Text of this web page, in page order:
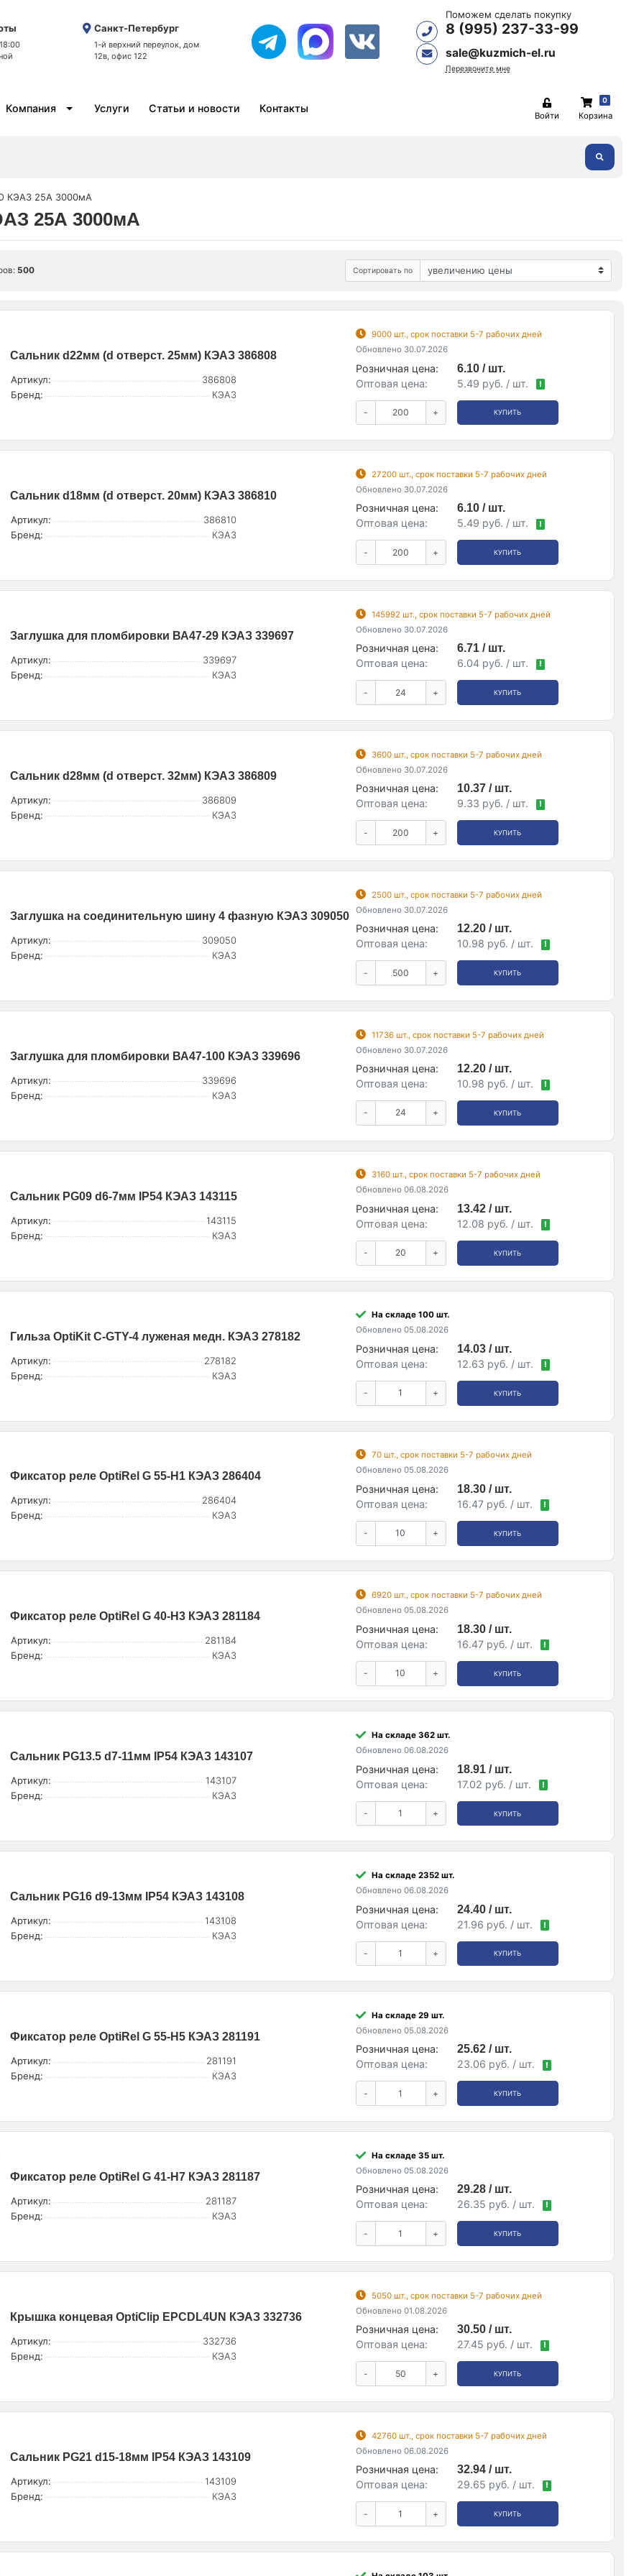
Санкт-Петербург
1-й верхний переулок, дом
12в, офис 122
Поможем сделать покупку
8 (995) 237-33-99
sale@kuzmich-el.ru
Перезвоните мне
Компания Услуги Статьи и новости Контакты
Войти
0
Корзина
КЭАЗ 25А 3000мА
25А 3000мА
500 Сортировать по
Сальник d22мм (d отверст. 25мм) КЭАЗ 386808
Артикул:
386808
Бренд:
КЭАЗ
9000 шт., срок поставки 5-7 рабочих дней
Обновлено 30.07.2026
Розничная цена:
6.10 / шт.
Оптовая цена:
5.49 руб. / шт. !
- + КУПИТЬ
Сальник d18мм (d отверст. 20мм) КЭАЗ 386810
Артикул:
386810
Бренд:
КЭАЗ
27200 шт., срок поставки 5-7 рабочих дней
Обновлено 30.07.2026
Розничная цена:
6.10 / шт.
Оптовая цена:
5.49 руб. / шт. !
- + КУПИТЬ
Заглушка для пломбировки ВА47-29 КЭАЗ 339697
Артикул:
339697
Бренд:
КЭАЗ
145992 шт., срок поставки 5-7 рабочих дней
Обновлено 30.07.2026
Розничная цена:
6.71 / шт.
Оптовая цена:
6.04 руб. / шт. !
- + КУПИТЬ
Сальник d28мм (d отверст. 32мм) КЭАЗ 386809
Артикул:
386809
Бренд:
КЭАЗ
3600 шт., срок поставки 5-7 рабочих дней
Обновлено 30.07.2026
Розничная цена:
10.37 / шт.
Оптовая цена:
9.33 руб. / шт. !
- + КУПИТЬ
Заглушка на соединительную шину 4 фазную КЭАЗ 309050
Артикул:
309050
Бренд:
КЭАЗ
2500 шт., срок поставки 5-7 рабочих дней
Обновлено 30.07.2026
Розничная цена:
12.20 / шт.
Оптовая цена:
10.98 руб. / шт. !
- + КУПИТЬ
Заглушка для пломбировки ВА47-100 КЭАЗ 339696
Артикул:
339696
Бренд:
КЭАЗ
11736 шт., срок поставки 5-7 рабочих дней
Обновлено 30.07.2026
Розничная цена:
12.20 / шт.
Оптовая цена:
10.98 руб. / шт. !
- + КУПИТЬ
Сальник PG09 d6-7мм IP54 КЭАЗ 143115
Артикул:
143115
Бренд:
КЭАЗ
3160 шт., срок поставки 5-7 рабочих дней
Обновлено 06.08.2026
Розничная цена:
13.42 / шт.
Оптовая цена:
12.08 руб. / шт. !
- + КУПИТЬ
Гильза OptiKit C-GTY-4 луженая медн. КЭАЗ 278182
Артикул:
278182
Бренд:
КЭАЗ
На складе 100 шт.
Обновлено 05.08.2026
Розничная цена:
14.03 / шт.
Оптовая цена:
12.63 руб. / шт. !
- + КУПИТЬ
Фиксатор реле OptiRel G 55-H1 КЭАЗ 286404
Артикул:
286404
Бренд:
КЭАЗ
70 шт., срок поставки 5-7 рабочих дней
Обновлено 05.08.2026
Розничная цена:
18.30 / шт.
Оптовая цена:
16.47 руб. / шт. !
- + КУПИТЬ
Фиксатор реле OptiRel G 40-H3 КЭАЗ 281184
Артикул:
281184
Бренд:
КЭАЗ
6920 шт., срок поставки 5-7 рабочих дней
Обновлено 05.08.2026
Розничная цена:
18.30 / шт.
Оптовая цена:
16.47 руб. / шт. !
- + КУПИТЬ
Сальник PG13.5 d7-11мм IP54 КЭАЗ 143107
Артикул:
143107
Бренд:
КЭАЗ
На складе 362 шт.
Обновлено 06.08.2026
Розничная цена:
18.91 / шт.
Оптовая цена:
17.02 руб. / шт. !
- + КУПИТЬ
Сальник PG16 d9-13мм IP54 КЭАЗ 143108
Артикул:
143108
Бренд:
КЭАЗ
На складе 2352 шт.
Обновлено 06.08.2026
Розничная цена:
24.40 / шт.
Оптовая цена:
21.96 руб. / шт. !
- + КУПИТЬ
Фиксатор реле OptiRel G 55-H5 КЭАЗ 281191
Артикул:
281191
Бренд:
КЭАЗ
На складе 29 шт.
Обновлено 05.08.2026
Розничная цена:
25.62 / шт.
Оптовая цена:
23.06 руб. / шт. !
- + КУПИТЬ
Фиксатор реле OptiRel G 41-H7 КЭАЗ 281187
Артикул:
281187
Бренд:
КЭАЗ
На складе 35 шт.
Обновлено 05.08.2026
Розничная цена:
29.28 / шт.
Оптовая цена:
26.35 руб. / шт. !
- + КУПИТЬ
Крышка концевая OptiClip EPCDL4UN КЭАЗ 332736
Артикул:
332736
Бренд:
КЭАЗ
5050 шт., срок поставки 5-7 рабочих дней
Обновлено 01.08.2026
Розничная цена:
30.50 / шт.
Оптовая цена:
27.45 руб. / шт. !
- + КУПИТЬ
Сальник PG21 d15-18мм IP54 КЭАЗ 143109
Артикул:
143109
Бренд:
КЭАЗ
42760 шт., срок поставки 5-7 рабочих дней
Обновлено 06.08.2026
Розничная цена:
32.94 / шт.
Оптовая цена:
29.65 руб. / шт. !
- + КУПИТЬ